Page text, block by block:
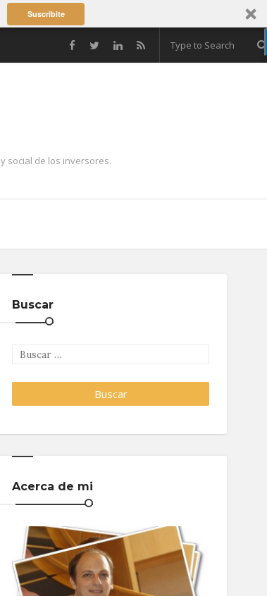
Suscribite
social de los inversores.
Buscar
Acerca de mi